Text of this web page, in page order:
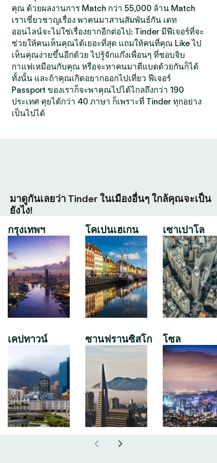
คุณ ด้วยผลงานการ Match กว่า 55,000 ล้าน Match
เราเชี่ยวชาญเรื่อง พาคนมาสานสัมพันธ์กัน เดท
ออนไลน์จะไม่ใช่เรื่องยากอีกต่อไป: Tinder มีฟีเจอร์ที่จะ
ช่วยให้คนเห็นคุณได้เยอะที่สุด แถมให้คนที่คุณ Like ไป
เห็นคุณง่ายขึ้นอีกด้วย ไปรู้จักแก๊งเพื่อนๆ ที่ชอบจิบ
กาแฟเหมือนกับคุณ หรือจะหาคนมาตีแบดด้วยกันก็ได้
ทั้งนั้น และถ้าคุณเกิดอยากออกไปเที่ยว ฟีเจอร์
Passport ของเราก็จะพาคุณไปได้ไกลถึงกว่า 190
ประเทศ คุยได้กว่า 40 ภาษา ก็เพราะที่ Tinder ทุกอย่าง
เป็นไปได้
มาดูกันเลยว่า Tinder ในเมืองอื่นๆ ใกล้คุณจะเป็น
ยังไง!
กรุงเทพฯ
เคปทาวน์
โคเปนเฮเกน
ซานฟรานซิสโก
เซาเปาโล
โซล